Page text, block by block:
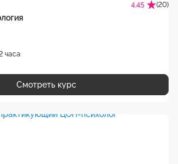
4.45 (20)
часа
Смотреть курс